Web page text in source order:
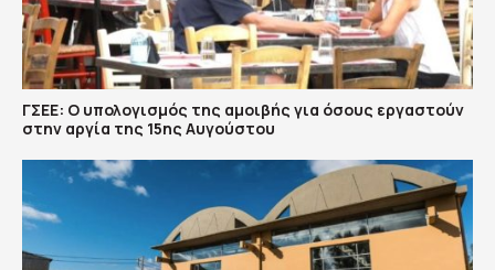
ΓΣΕΕ: Ο υπολογισμός της αμοιβής για όσους εργαστούν
στην αργία της 15ης Αυγούστου